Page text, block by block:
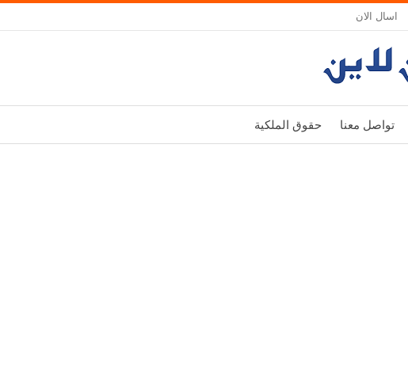
اسال الان
تواصل معنا حقوق الملكية